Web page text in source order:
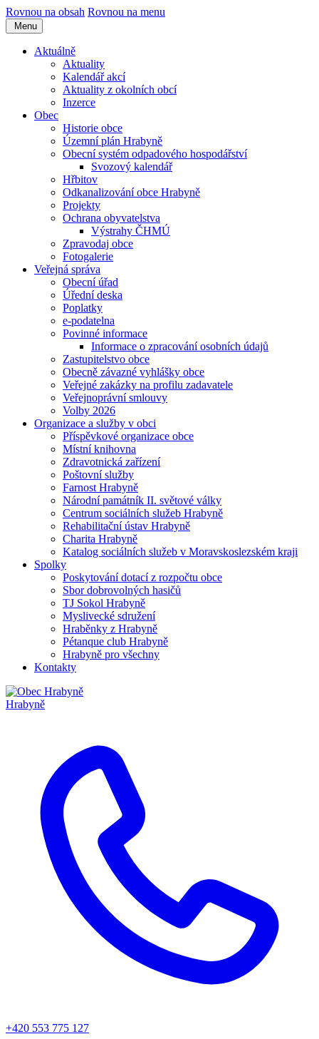
Rovnou na obsah Rovnou na menu
Menu
Aktuálně
Aktuality
Kalendář akcí
Aktuality z okolních obcí
Inzerce
Obec
Historie obce
Územní plán Hrabyně
Obecní systém odpadového hospodářství
Svozový kalendář
Hřbitov
Odkanalizování obce Hrabyně
Projekty
Ochrana obyvatelstva
Výstrahy ČHMÚ
Zpravodaj obce
Fotogalerie
Veřejná správa
Obecní úřad
Úřední deska
Poplatky
e-podatelna
Povinné informace
Informace o zpracování osobních údajů
Zastupitelstvo obce
Obecně závazné vyhlášky obce
Veřejné zakázky na profilu zadavatele
Veřejnoprávní smlouvy
Volby 2026
Organizace a služby v obci
Příspěvkové organizace obce
Místní knihovna
Zdravotnická zařízení
Poštovní služby
Farnost Hrabyně
Národní památník II. světové války
Centrum sociálních služeb Hrabyně
Rehabilitační ústav Hrabyně
Charita Hrabyně
Katalog sociálních služeb v Moravskoslezském kraji
Spolky
Poskytování dotací z rozpočtu obce
Sbor dobrovolných hasičů
TJ Sokol Hrabyně
Myslivecké sdružení
Hraběnky z Hrabyně
Pétanque club Hrabyně
Hrabyně pro všechny
Kontakty
Hrabyně
+420 553 775 127